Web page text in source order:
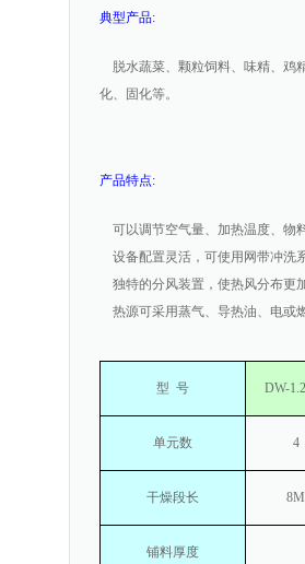
典型产品:
脱水蔬菜、颗粒饲料、味精、鸡
化、固化等。
产品特点:
可以调节空气量、加热温度、物
设备配置灵活，可使用网带冲洗
独特的分风装置，使热风分布更
热源可采用蒸气、导热油、电或
型 号 DW-
单元数 4
干燥段长 8M
铺料厚度